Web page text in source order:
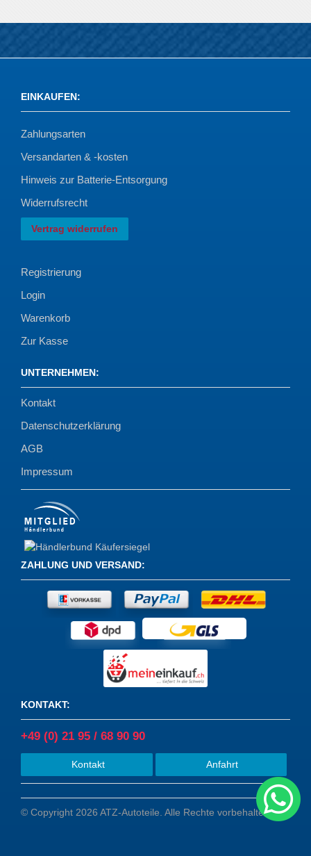
EINKAUFEN:
Zahlungsarten
Versandarten & -kosten
Hinweis zur Batterie-Entsorgung
Widerrufsrecht
Vertrag widerrufen
Registrierung
Login
Warenkorb
Zur Kasse
UNTERNEHMEN:
Kontakt
Datenschutzerklärung
AGB
Impressum
ZAHLUNG UND VERSAND:
KONTAKT:
+49 (0) 21 95 / 68 90 90
Kontakt Anfahrt
© Copyright 2026 ATZ-Autoteile. Alle Rechte vorbehalten.